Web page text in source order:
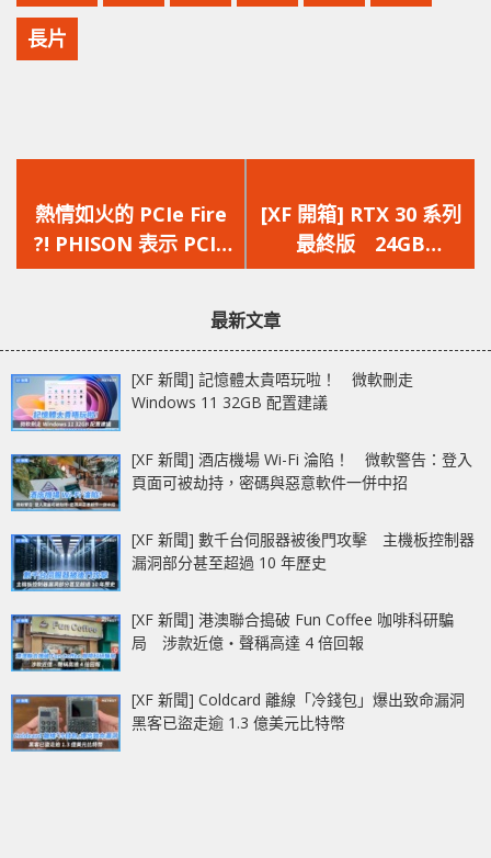
長片
一
篇
文
熱情如火的 PCIe Fire
?! PHISON 表示 PCIe
5.0 SSD 必須用上風扇
一
篇
文
[XF 開箱] RTX 30 系列
最終版 24GB
GDDR6X‧10752
AMP Extreme Holo
最新文章
[XF 新聞] 記憶體太貴唔玩啦！ 微軟刪走
Windows 11 32GB 配置建議
[XF 新聞] 酒店機場 Wi-Fi 淪陷！ 微軟警告：登入
頁面可被劫持，密碼與惡意軟件一併中招
[XF 新聞] 數千台伺服器被後門攻擊 主機板控制器
漏洞部分甚至超過 10 年歷史
[XF 新聞] 港澳聯合搗破 Fun Coffee 咖啡科研騙
局 涉款近億‧聲稱高達 4 倍回報
[XF 新聞] Coldcard 離線「冷錢包」爆出致命漏洞
黑客已盜走逾 1.3 億美元比特幣